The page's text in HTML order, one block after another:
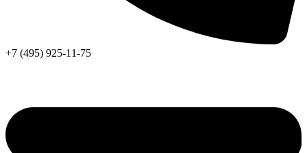
+7 (495) 925-11-75